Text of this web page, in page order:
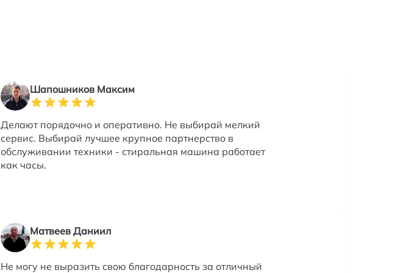
Шапошников Максим
Делают порядочно и оперативно. Не выбирай мелкий
сервис. Выбирай лучшее крупное партнерство в
обслуживании техники - стиральная машина работает
как часы.
Матвеев Даниил
Не могу не выразить свою благодарность за отличный